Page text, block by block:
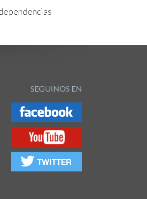
SEGUINOS EN